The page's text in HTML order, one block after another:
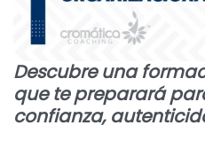
Descubre una
que te preparará
confianza,